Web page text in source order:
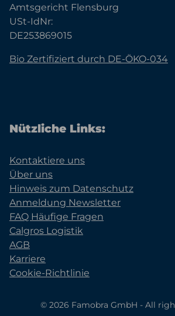
Amtsgericht Flensburg
USt-IdNr:
DE253869015
Bio Zertifiziert durch DE-ÖKO-034
Nützliche Links:
Kontaktiere uns
Über uns
Hinweis zum Datenschutz
Anmeldung Newsletter
FAQ Häufige Fragen
Calgros Logistik
AGB
Karriere
Cookie-Richtlinie
© 2026 Famobra GmbH - All